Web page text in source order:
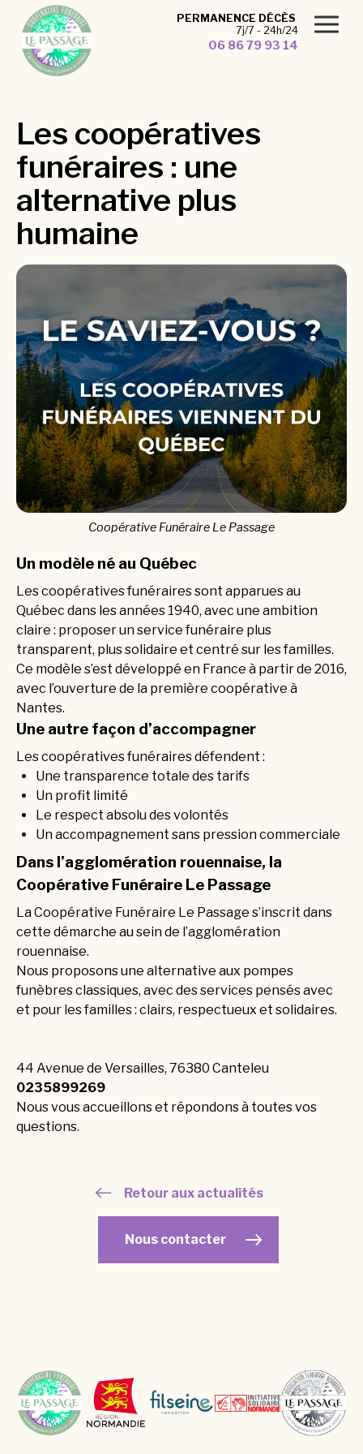
Panneau de gestion des cookies
PERMANENCE DÉCÈS
7j/7 - 24h/24
06 86 79 93 14
Les coopératives
funéraires : une
alternative plus
humaine
Un modèle né au Québec
Les coopératives funéraires sont apparues au
Québec dans les années 1940, avec une ambition
claire : proposer un service funéraire plus
transparent, plus solidaire et centré sur les familles.
Ce modèle s’est développé en France à partir de 2016,
avec l’ouverture de la première coopérative à
Nantes.
Une autre façon d’accompagner
Les coopératives funéraires défendent :
Une transparence totale des tarifs
Un profit limité
Le respect absolu des volontés
Un accompagnement sans pression commerciale
Dans l’agglomération rouennaise, la
Coopérative Funéraire Le Passage
La Coopérative Funéraire Le Passage s’inscrit dans
cette démarche au sein de l’agglomération
rouennaise.
Nous proposons une alternative aux pompes
funèbres classiques, avec des services pensés avec
et pour les familles : clairs, respectueux et solidaires.
44 Avenue de Versailles, 76380 Canteleu
0235899269
Nous vous accueillons et répondons à toutes vos
questions.
Coopérative Funéraire Le Passage
Retour aux actualités
Nous contacter